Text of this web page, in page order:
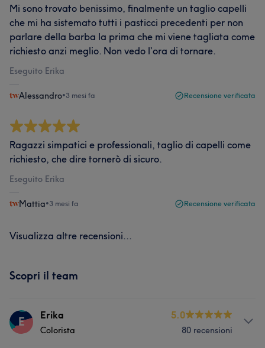
Mi sono trovato benissimo, finalmente un taglio capelli
che mi ha sistemato tutti i pasticci precedenti per non
parlare della barba la prima che mi viene tagliata come
richiesto anzi meglio. Non vedo l’ora di tornare.
Eseguito Erika
Alessandro•3 mesi fa Recensione verificata
Ragazzi simpatici e professionali, taglio di capelli come
richiesto, che dire tornerò di sicuro.
Eseguito Erika
Mattia•3 mesi fa Recensione verificata
Visualizza altre recensioni...
Scopri il team
E Erika
Colorista
5.0
80 recensioni